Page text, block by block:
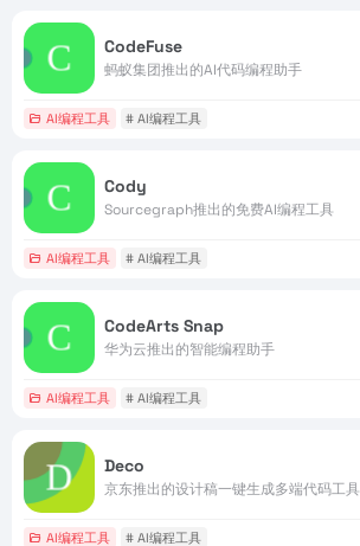
CodeFuse
蚂蚁集团推出的AI代码编程助手
AI编程工具 # AI编程工具
Cody
Sourcegraph推出的免费AI编程工具
AI编程工具 # AI编程工具
CodeArts Snap
华为云推出的智能编程助手
AI编程工具 # AI编程工具
Deco
京东推出的设计稿一键生成多端代码工具
AI编程工具 # AI编程工具